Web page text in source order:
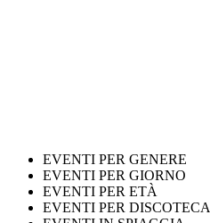
EVENTI PER GENERE
EVENTI PER GIORNO
EVENTI PER ETÀ
EVENTI PER DISCOTECA